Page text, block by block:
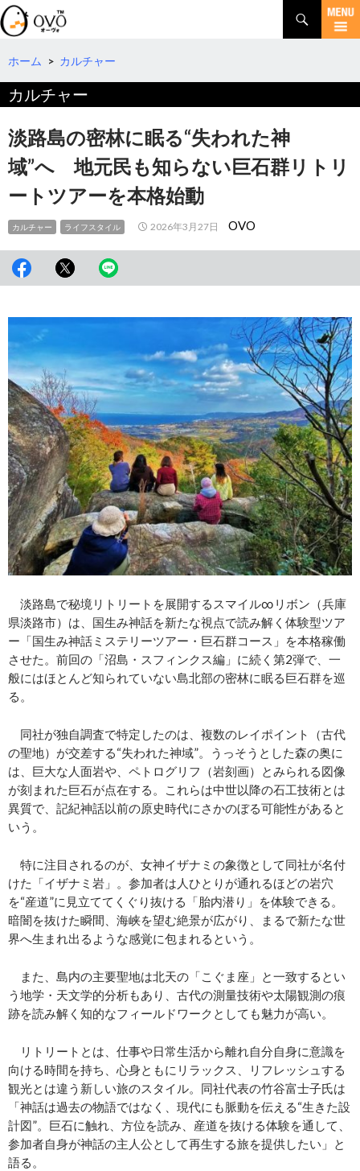
検
索
コ
テ
ツ
へ
移
動
ホーム > カルチャー
カルチャー
淡路島の密林に眠る“失われた神
域”へ 地元民も知らない巨石群リトリ
ートツアーを本格始動
カルチャー ライフスタイル 2026年3月27日 OVO
淡路島で秘境リトリートを展開するスマイル∞リボン（兵庫
県淡路市）は、国生み神話を新たな視点で読み解く体験型ツア
ー「国生み神話ミステリーツアー・巨石群コース」を本格稼働
させた。前回の「沼島・スフィンクス編」に続く第2弾で、一
般にはほとんど知られていない島北部の密林に眠る巨石群を巡
る。
同社が独自調査で特定したのは、複数のレイポイント（古代
の聖地）が交差する“失われた神域”。うっそうとした森の奥に
は、巨大な人面岩や、ペトログリフ（岩刻画）とみられる図像
が刻まれた巨石が点在する。これらは中世以降の石工技術とは
異質で、記紀神話以前の原史時代にさかのぼる可能性があると
いう。
特に注目されるのが、女神イザナミの象徴として同社が名付
けた「イザナミ岩」。参加者は人ひとりが通れるほどの岩穴
を“産道”に見立ててくぐり抜ける「胎内潜り」を体験できる。
暗闇を抜けた瞬間、海峡を望む絶景が広がり、まるで新たな世
界へ生まれ出るような感覚に包まれるという。
また、島内の主要聖地は北天の「こぐま座」と一致するとい
う地学・天文学的分析もあり、古代の測量技術や太陽観測の痕
跡を読み解く知的なフィールドワークとしても魅力が高い。
リトリートとは、仕事や日常生活から離れ自分自身に意識を
向ける時間を持ち、心身ともにリラックス、リフレッシュする
観光とは違う新しい旅のスタイル。同社代表の竹谷富士子氏は
「神話は過去の物語ではなく、現代にも脈動を伝える“生きた設
計図”。巨石に触れ、方位を読み、産道を抜ける体験を通して、
参加者自身が神話の主人公として再生する旅を提供したい」と
語る。